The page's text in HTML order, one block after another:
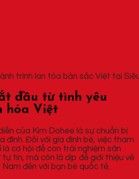
trình lan tỏa bản sắc Việt tại
đầu từ tình yêu
hóa Việt
của Kim Dohee là sự chuẩn bị
đình. Đối với gia đình bé, việc tham
cơ hội để con trải nghiệm sân
tự tin, mà còn là dịp để giới thiệu vẻ
đến với bạn bè quốc tế.